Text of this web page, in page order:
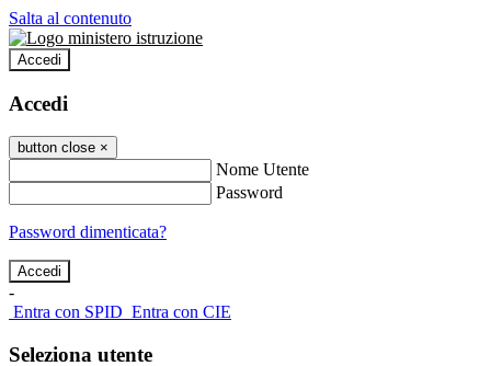
Salta al contenuto
Accedi
Accedi
button close ×
Nome Utente
Password
Password dimenticata?
-
Entra con SPID Entra con CIE
Seleziona utente